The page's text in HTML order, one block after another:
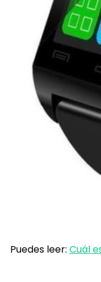
Puedes leer: Cuál